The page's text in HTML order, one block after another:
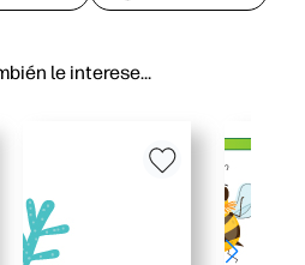
le interese…